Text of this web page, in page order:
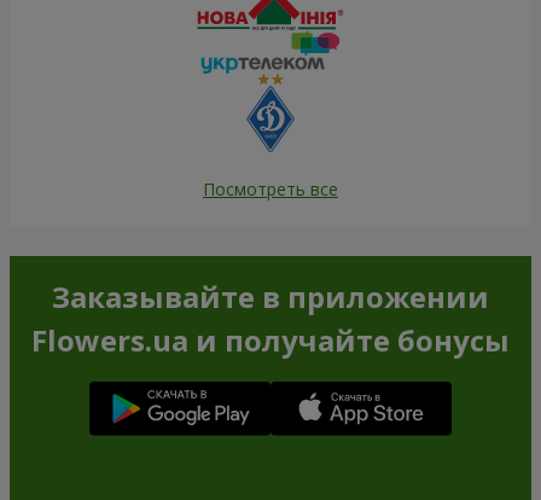
Посмотреть все
Заказывайте в приложении
Flowers.ua и получайте бонусы